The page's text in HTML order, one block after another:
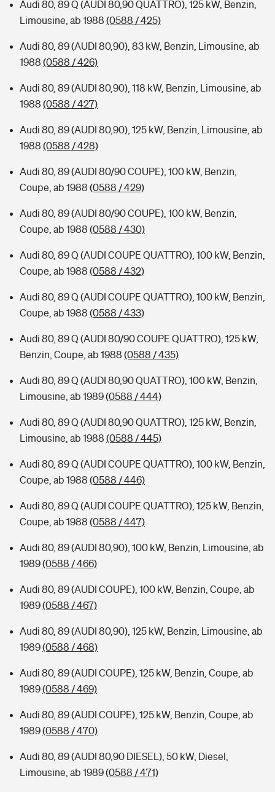
Audi 80, 89 Q (AUDI 80,90 QUATTRO), 125 kW, Benzin,
Limousine, ab 1988 (0588 / 425)
Audi 80, 89 (AUDI 80,90), 83 kW, Benzin, Limousine, ab
1988 (0588 / 426)
Audi 80, 89 (AUDI 80,90), 118 kW, Benzin, Limousine, ab
1988 (0588 / 427)
Audi 80, 89 (AUDI 80,90), 125 kW, Benzin, Limousine, ab
1988 (0588 / 428)
Audi 80, 89 (AUDI 80/90 COUPE), 100 kW, Benzin,
Coupe, ab 1988 (0588 / 429)
Audi 80, 89 (AUDI 80/90 COUPE), 100 kW, Benzin,
Coupe, ab 1988 (0588 / 430)
Audi 80, 89 Q (AUDI COUPE QUATTRO), 100 kW, Benzin,
Coupe, ab 1988 (0588 / 432)
Audi 80, 89 Q (AUDI COUPE QUATTRO), 100 kW, Benzin,
Coupe, ab 1988 (0588 / 433)
Audi 80, 89 Q (AUDI 80/90 COUPE QUATTRO), 125 kW,
Benzin, Coupe, ab 1988 (0588 / 435)
Audi 80, 89 Q (AUDI 80,90 QUATTRO), 100 kW, Benzin,
Limousine, ab 1989(0588 / 444)
Audi 80, 89 Q (AUDI 80,90 QUATTRO), 125 kW, Benzin,
Limousine, ab 1988 (0588 / 445)
Audi 80, 89 Q (AUDI COUPE QUATTRO), 100 kW, Benzin,
Coupe, ab 1988 (0588 / 446)
Audi 80, 89 Q (AUDI COUPE QUATTRO), 125 kW, Benzin,
Coupe, ab 1988 (0588 / 447)
Audi 80, 89 (AUDI 80,90), 100 kW, Benzin, Limousine, ab
1989(0588 / 466)
Audi 80, 89 (AUDI COUPE), 100 kW, Benzin, Coupe, ab
1989(0588 / 467)
Audi 80, 89 (AUDI 80,90), 125 kW, Benzin, Limousine, ab
1989(0588 / 468)
Audi 80, 89 (AUDI COUPE), 125 kW, Benzin, Coupe, ab
1989(0588 / 469)
Audi 80, 89 (AUDI COUPE), 125 kW, Benzin, Coupe, ab
1989(0588 / 470)
Audi 80, 89 (AUDI 80,90 DIESEL), 50 kW, Diesel,
Limousine, ab 1989(0588 / 471)